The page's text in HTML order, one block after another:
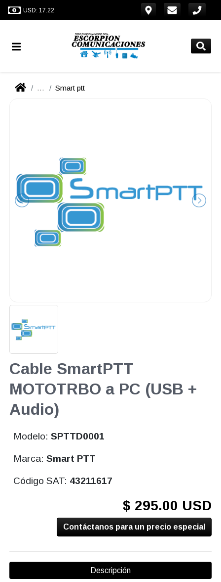
USD: 17.22
... Smart ptt
Cable SmartPTT
MOTOTRBO a PC (USB +
Audio)
Modelo:SPTTD0001
Marca:Smart PTT
Código SAT: 43211617
$ 295.00 USD
Contáctanos para un precio especial
Descripción